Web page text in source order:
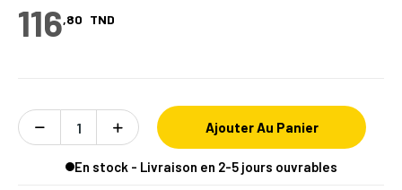
116,80 TND
Ajouter Au Panier
En stock - Livraison en 2-5 jours ouvrables